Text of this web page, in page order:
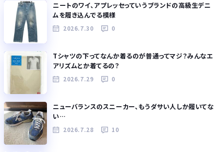
ニートのワイ、アプレッセっていうブランドの高級生デニ
ムを履き込んでる模様
2026.7.30 0
Tシャツの下ってなんか着るのが普通ってマジ？みんなエ
アリズムとか着てるの？
2026.7.29 0
ニューバランスのスニーカー、もうダサい人しか履いてな
い…
2026.7.28 10